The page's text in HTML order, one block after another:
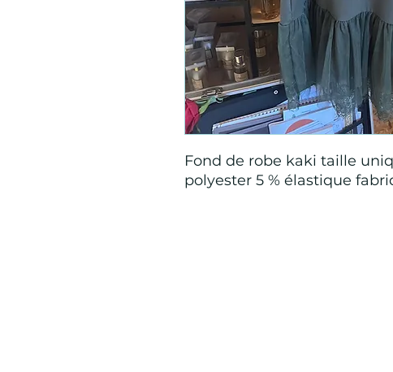
Fond de robe kaki taille
polyester 5 % élastique